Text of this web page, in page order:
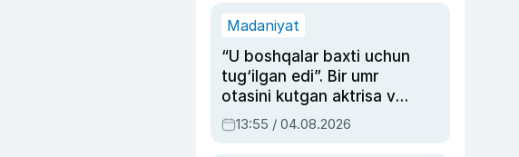
Madaniyat
“U boshqalar baxti uchun
tug‘ilgan edi”. Bir umr
otasini kutgan aktrisa va
dublyaj ustasi Rimma
Ahmedovaning
13:55 / 04.08.2026